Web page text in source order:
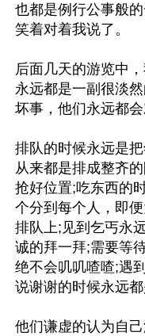
也都是例行公事般
笑着对着我说了。
后面几天的游览中
永远都是一副很淡
坏事，他们永远都
排队的时候永远是
从来都是排成整齐
抢好位置;吃东西的
个分到每个人，即
排队上;见到乞丐永
诚的拜一拜;需要等
绝不会叽叽喳喳;遇
说谢谢的时候永远
他们谦虚的认为自